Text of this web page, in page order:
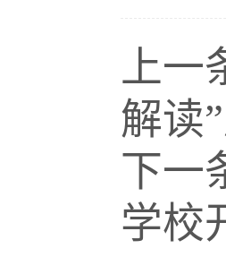
上一
解读
下一
学校